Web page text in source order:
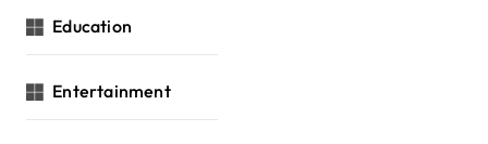
Education
Entertainment